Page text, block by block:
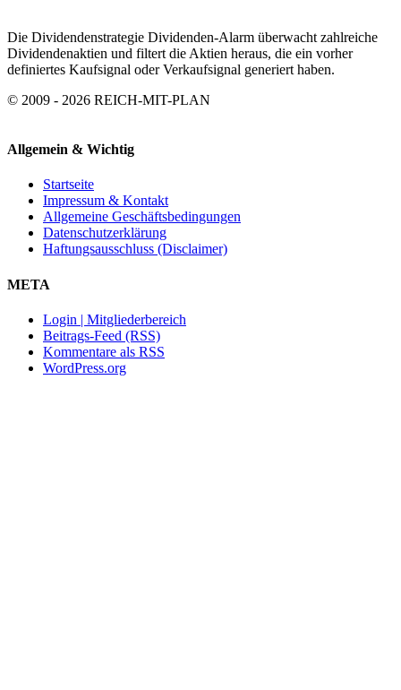
Die Dividendenstrategie Dividenden-Alarm überwacht zahlreiche
Dividendenaktien und filtert die Aktien heraus, die ein vorher
definiertes Kaufsignal oder Verkaufsignal generiert haben.
© 2009 - 2026 REICH-MIT-PLAN
Allgemein & Wichtig
Startseite
Impressum & Kontakt
Allgemeine Geschäftsbedingungen
Datenschutzerklärung
Haftungsausschluss (Disclaimer)
META
Login | Mitgliederbereich
Beitrags-Feed (RSS)
Kommentare als RSS
WordPress.org